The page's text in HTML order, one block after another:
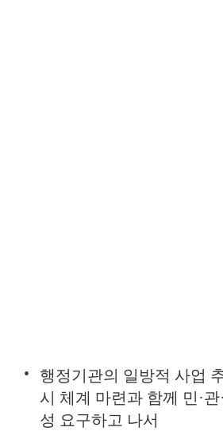
행정기관의 일방적 사업
시 체계 마련과 함께 민·
성 요구하고 나서